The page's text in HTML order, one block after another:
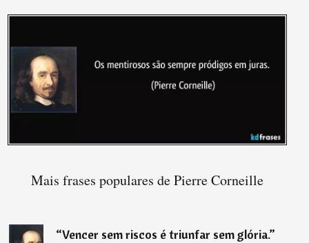
Mais frases populares de Pierre Corneille
“Vencer sem riscos é triunfar sem glória.”